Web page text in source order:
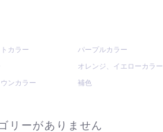
カラー パープルカラー
オレンジ、イエローカラー
ンカラー
補色
リーがありません